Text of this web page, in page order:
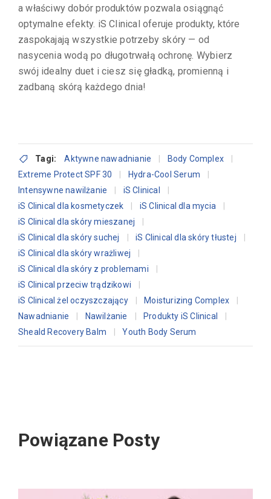
a właściwy dobór produktów pozwala osiągnąć
optymalne efekty. iS Clinical oferuje produkty, które
zaspokajają wszystkie potrzeby skóry — od
nasycenia wodą po długotrwałą ochronę. Wybierz
swój idealny duet i ciesz się gładką, promienną i
zadbaną skórą każdego dnia!
Tagi: Aktywne nawadnianie
Body Complex
Extreme Protect SPF 30
Hydra-Cool Serum
Intensywne nawilżanie
iS Clinical
iS Clinical dla kosmetyczek
iS Clinical dla mycia
iS Clinical dla skóry mieszanej
iS Clinical dla skóry suchej
iS Clinical dla skóry tłustej
iS Clinical dla skóry wrażliwej
iS Clinical dla skóry z problemami
iS Clinical przeciw trądzikowi
iS Clinical żel oczyszczający
Moisturizing Complex
Nawadnianie
Nawilżanie
Produkty iS Clinical
Sheald Recovery Balm
Youth Body Serum
Powiązane Posty